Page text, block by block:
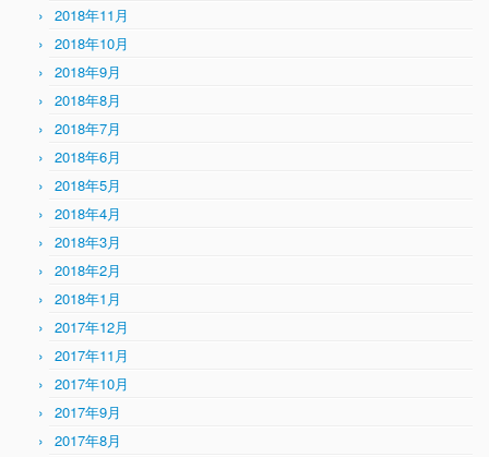
2018年11月
2018年10月
2018年9月
2018年8月
2018年7月
2018年6月
2018年5月
2018年4月
2018年3月
2018年2月
2018年1月
2017年12月
2017年11月
2017年10月
2017年9月
2017年8月